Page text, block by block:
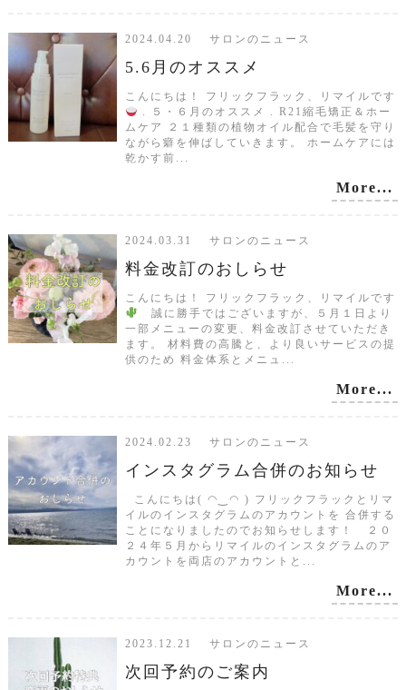
2024.04.20 サロンのニュース
5.6月のオススメ
こんにちは！ フリックフラック、リマイルです
. ５・６月のオススメ . R21縮毛矯正＆ホー
ムケア ２１種類の植物オイル配合で毛髪を守り
ながら癖を伸ばしていきます。 ホームケアには
乾かす前...
More...
2024.03.31 サロンのニュース
料金改訂のおしらせ
こんにちは！ フリックフラック、リマイルです
誠に勝手ではございますが、５月１日より
一部メニューの変更、料金改訂させていただき
ます。 材料費の高騰と、より良いサービスの提
供のため 料金体系とメニュ...
More...
2024.02.23 サロンのニュース
インスタグラム合併のお知らせ
こんにちは( ◠‿◠ ) フリックフラックとリマ
イルのインスタグラムのアカウントを 合併する
ことになりましたのでお知らせします！ ２０
２４年５月からリマイルのインスタグラムのア
カウントを両店のアカウントと...
More...
2023.12.21 サロンのニュース
次回予約のご案内